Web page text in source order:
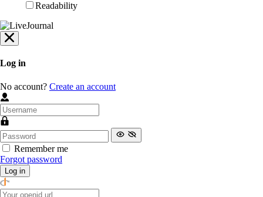
Readability
Log in
No account? Create an account
Remember me
Forgot password
Log in